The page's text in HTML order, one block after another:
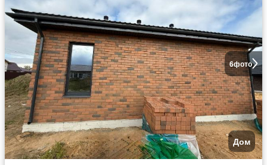
6фото
Дом